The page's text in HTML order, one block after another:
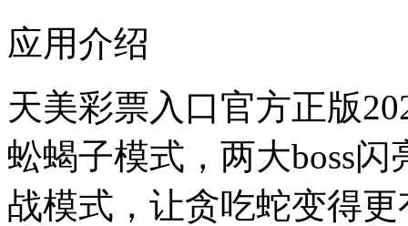
应用介绍
天美彩票入口官方正版
蚣蝎子模式，两大boss
战模式，让贪吃蛇变得